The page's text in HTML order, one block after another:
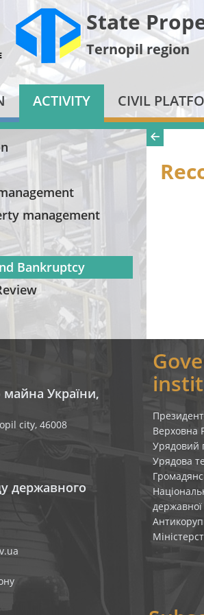
State
Ternopil region
ACTIVITY CIVIL
management
Bankruptcy
України,
city, 46008
державного
Верховна
Урядовий
Урядова